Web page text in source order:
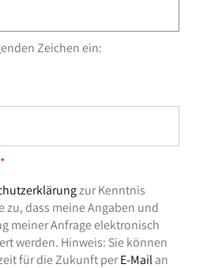
Zeichen ein:
zur Kenntnis
zu, dass meine Angaben und
meiner Anfrage elektronisch
werden. Hinweis: Sie können
für die Zukunft perE-Mailan